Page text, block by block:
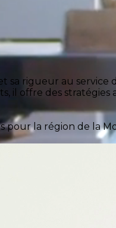
rigueur au service
il offre des
pour la région de la